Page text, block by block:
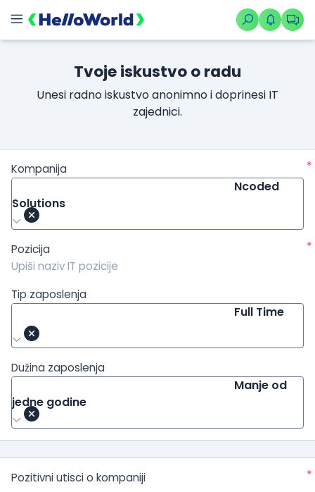
Tvoje iskustvo o radu
Unesi radno iskustvo anonimno i doprinesi IT
zajednici.
Kompanija
*
Ncoded
Solutions
Pozicija *
Tip zaposlenja
Full Time
Dužina zaposlenja
Manje od
jedne godine
Pozitivni utisci o kompaniji *
/kompanije/iskustvo/